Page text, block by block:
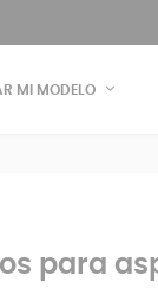
MI MODELO
para